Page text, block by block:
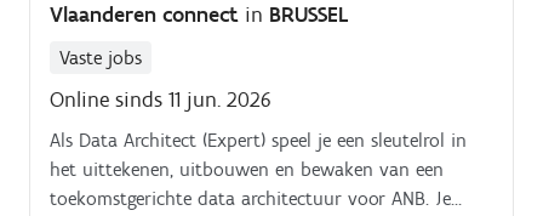
Vlaanderen connect in BRUSSEL
Vaste jobs
Online sinds 11 jun. 2026
Als Data Architect (Expert) speel je een sleutelrol in
het uittekenen, uitbouwen en bewaken van een
toekomstgerichte data architectuur voor ANB. Je